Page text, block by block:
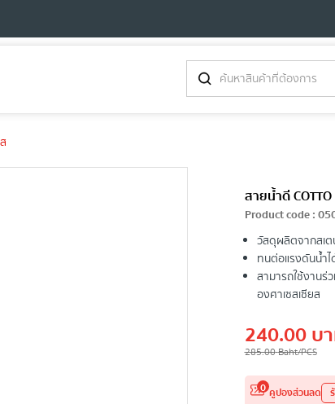
สายน้ำดี
Product code:
วัสดุผลิตจากสเ
ทนต่อแรงดันน้ำ
สามารถใช้งาน
องศาเซสเซียส
240.00บ
285.00Baht/PCS
0 คูปองส่วนลด